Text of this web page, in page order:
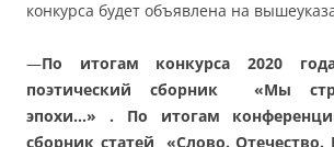
конкурса будет объявлена на
—По итогам конкурса 2020
поэтический сборник«Мы
эпохи…» . По итогам
сборник статей
«Слово. Отечество.